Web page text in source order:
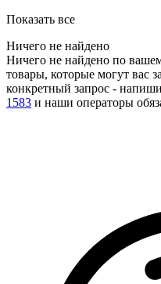
Показать все
Ничего не найдено
Ничего не найдено по
товары, которые могут вас
конкретный запрос -
1583 и наши операторы